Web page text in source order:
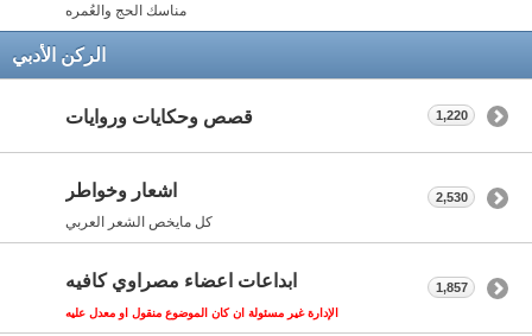
مناسك الحج والعُمره
الركن الأدبي
قصص وحكايات وروايات 1,220
اشعار وخواطر
كل مايخص الشعر العربي
2,530
ابداعات اعضاء مصراوي كافيه
الإدارة غير مسئولة ان كان الموضوع منقول او معدل عليه
1,857